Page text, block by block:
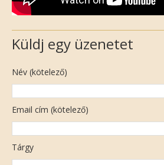
Küldj egy üzenetet
Név (kötelező)
Email cím (kötelező)
Tárgy